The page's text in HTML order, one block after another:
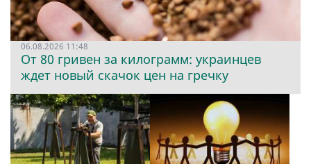
06.08.2026 11:48
От 80 гривен за килограмм: украинцев
ждет новый скачок цен на гречку